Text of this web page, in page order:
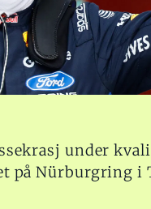
under
på Nürburgring i